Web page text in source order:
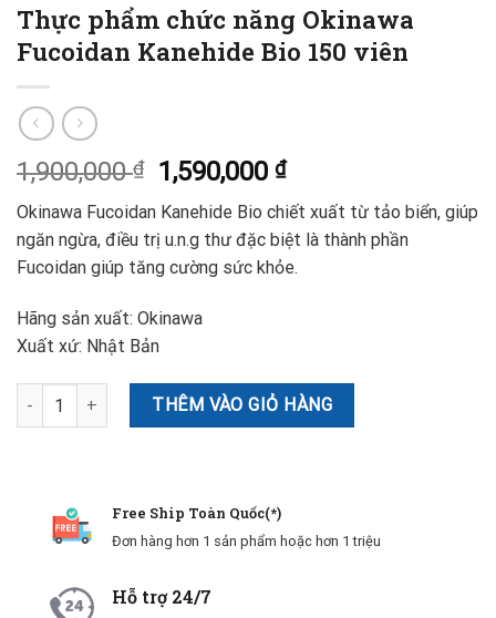
Thực phẩm chức năng Okinawa
Fucoidan Kanehide Bio 150 viên
1,900,000₫ 1,590,000₫
Okinawa Fucoidan Kanehide Bio chiết xuất từ tảo biển, giúp
ngăn ngừa, điều trị u.n.g thư đặc biệt là thành phần
Fucoidan giúp tăng cường sức khỏe.
Hãng sản xuất: Okinawa
Xuất xứ: Nhật Bản
Thực phẩm chức năng Okinawa Fucoidan Kanehide Bio 150 viên
THÊM VÀO GIỎ HÀNG
Free Ship Toàn Quốc(*)
Đơn hàng hơn 1 sản phẩm hoặc hơn 1 triệu
Hỗ trợ 24/7